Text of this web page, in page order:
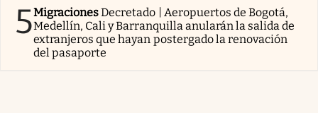
5MigracionesDecretado | Aeropuertos de Bogotá,
Medellín, Cali y Barranquilla anularán la salida de
extranjeros que hayan postergado la renovación
del pasaporte